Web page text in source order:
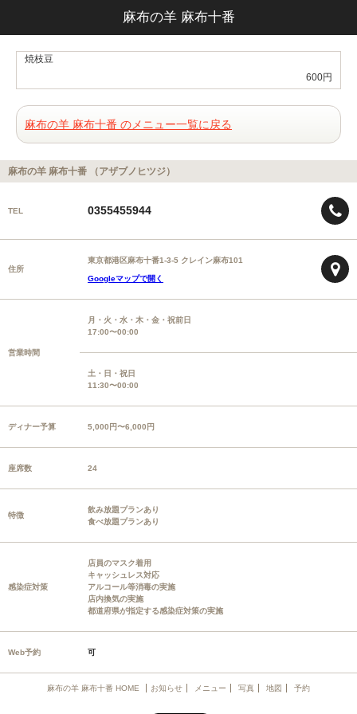
麻布の羊 麻布十番
焼枝豆
600円
麻布の羊 麻布十番 のメニュー一覧に戻る
麻布の羊 麻布十番 （アザブノヒツジ）
TEL 0355455944
住所
東京都港区麻布十番1-3-5 クレイン麻布101
Googleマップで開く
営業時間
月・火・水・木・金・祝前日
17:00〜00:00
土・日・祝日
11:30〜00:00
ディナー予算 5,000円〜6,000円
座席数 24
特徴
飲み放題プランあり
食べ放題プランあり
感染症対策
店員のマスク着用
キャッシュレス対応
アルコール等消毒の実施
店内換気の実施
都道府県が指定する感染症対策の実施
Web予約 可
麻布の羊 麻布十番 HOME お知らせ メニュー 写真 地図 予約